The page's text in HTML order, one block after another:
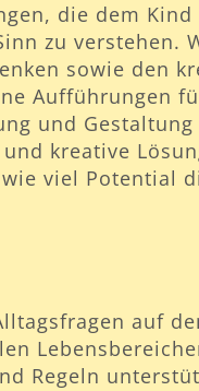
die dem
zu verstehen.
sowie den
Aufführungen
und Gestaltung
kreative
viel Potential
auf
Regeln